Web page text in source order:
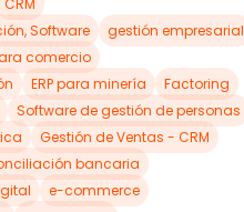
CRM
Software
gestión empresarial
comercio
ERP para minería
Factoring
Software de gestión de personas
Gestión de Ventas - CRM
bancaria
e-commerce